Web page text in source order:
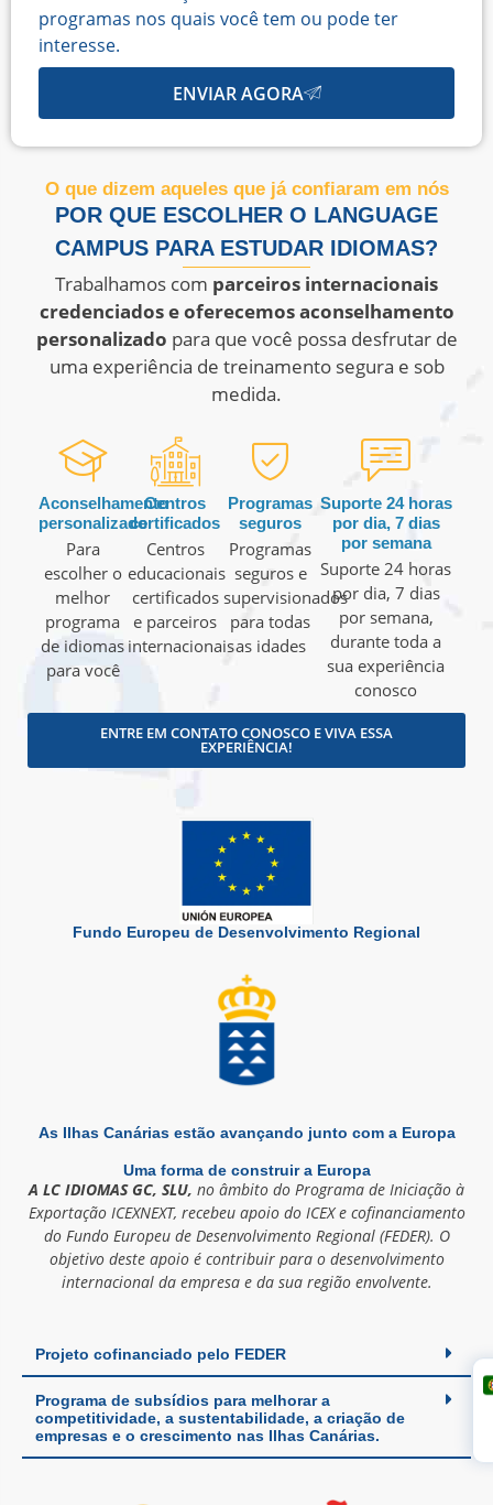
programas nos quais você tem ou pode ter
interesse.
ENVIAR AGORA
O que dizem aqueles que já confiaram em nós
POR QUE ESCOLHER O LANGUAGE
CAMPUS PARA ESTUDAR IDIOMAS?
Trabalhamos com parceiros internacionais
credenciados e oferecemos aconselhamento
personalizado para que você possa desfrutar de
uma experiência de treinamento segura e sob
medida.
Aconselhamento
personalizado
Para
escolher o
melhor
programa
de idiomas
para você
Centros
certificados
Centros
educacionais
certificados
e parceiros
internacionais
Programas
seguros
Programas
seguros e
supervisionados
para todas
as idades
Suporte 24 horas
por dia, 7 dias
por semana
Suporte 24 horas
por dia, 7 dias
por semana,
durante toda a
sua experiência
conosco
ENTRE EM CONTATO CONOSCO E VIVA ESSA
EXPERIÊNCIA!
Fundo Europeu de Desenvolvimento Regional
As Ilhas Canárias estão avançando junto com a Europa
Uma forma de construir a Europa
A LC IDIOMAS GC, SLU, no âmbito do Programa de Iniciação à
Exportação ICEXNEXT, recebeu apoio do ICEX e cofinanciamento
do Fundo Europeu de Desenvolvimento Regional (FEDER). O
objetivo deste apoio é contribuir para o desenvolvimento
internacional da empresa e da sua região envolvente.
Projeto cofinanciado pelo FEDER
Programa de subsídios para melhorar a
competitividade, a sustentabilidade, a criação de
empresas e o crescimento nas Ilhas Canárias.